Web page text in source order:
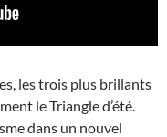
les trois plus brillants
le Triangle d’été.
dans un nouvel